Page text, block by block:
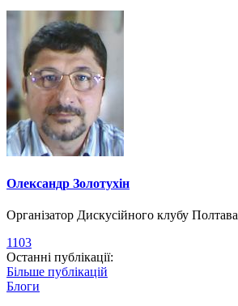
Олександр Золотухін
Організатор Дискусійного клубу Полтава
1103
Останні публікації:
Більше публікацій
Блоги